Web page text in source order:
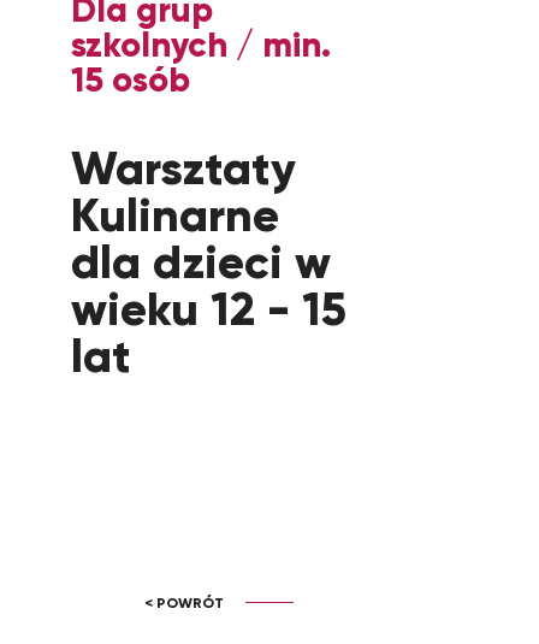
Dla grup
szkolnych / min.
15 osób
Warsztaty
Kulinarne
dla dzieci w
wieku 12 - 15
lat
< POWRÓT